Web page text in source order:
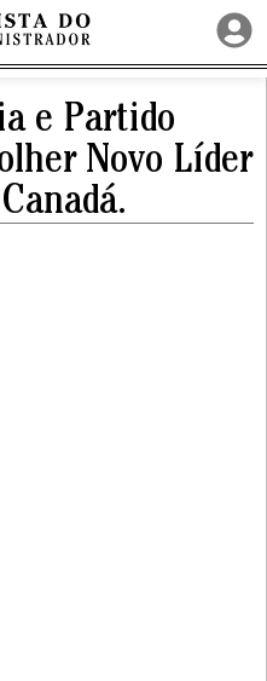
e Partido
Novo Líder